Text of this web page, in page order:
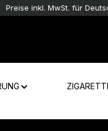
Preise inkl. MwSt. für